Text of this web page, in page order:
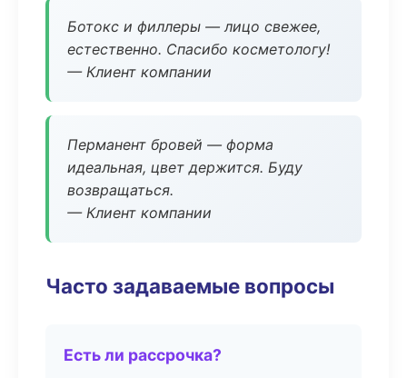
Ботокс и филлеры — лицо свежее,
естественно. Спасибо косметологу!
— Клиент компании
Перманент бровей — форма
идеальная, цвет держится. Буду
возвращаться.
— Клиент компании
Часто задаваемые вопросы
Есть ли рассрочка?